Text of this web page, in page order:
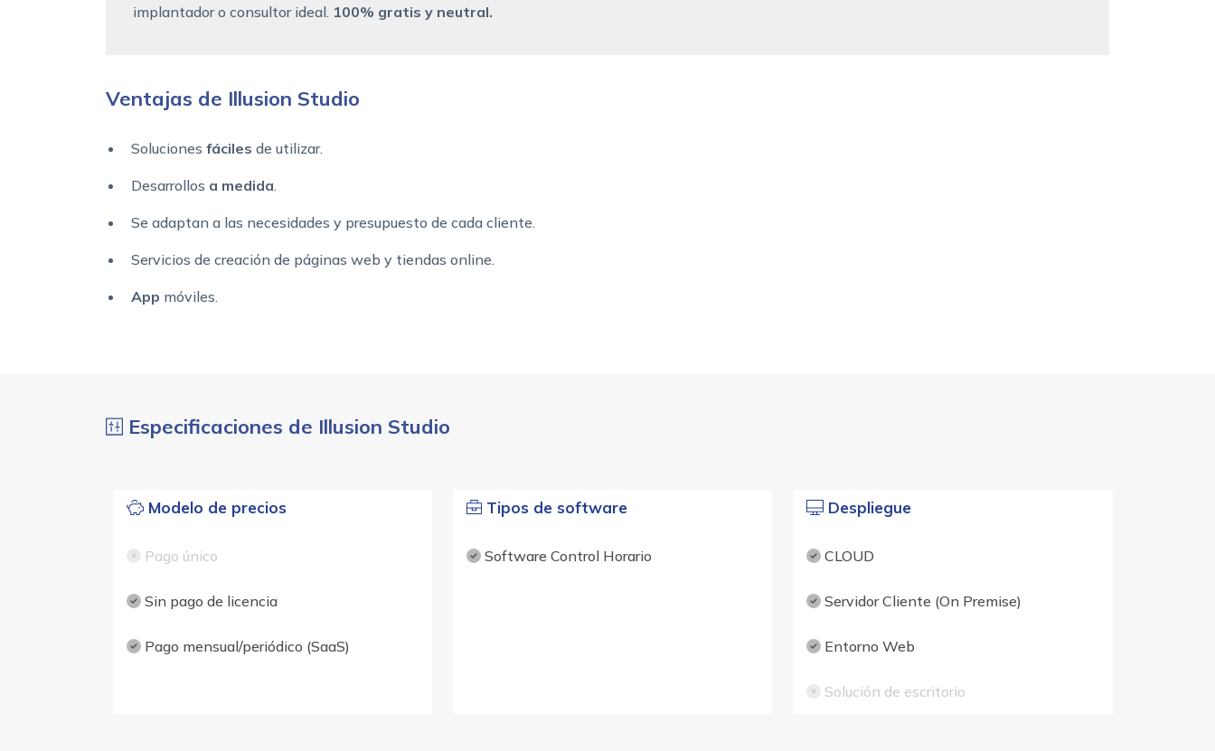
implantador o consultor ideal. 100% gratis y neutral.
Ventajas de Illusion Studio
Soluciones fáciles de utilizar.
Desarrollos a medida.
Se adaptan a las necesidades y presupuesto de cada cliente.
Servicios de creación de páginas web y tiendas online.
App móviles.
Especificaciones de Illusion Studio
Modelo de precios
Pago único
Sin pago de licencia
Pago mensual/periódico (SaaS)
Tipos de software
Software Control Horario
Despliegue
CLOUD
Servidor Cliente (On Premise)
Entorno Web
Solución de escritorio